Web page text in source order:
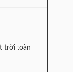
trời toàn